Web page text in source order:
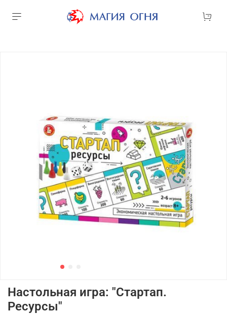
Настольная игра: "Стартап.
Ресурсы"